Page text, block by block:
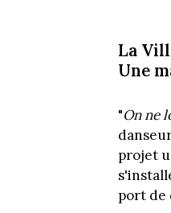
La
Une
"On ne
projet
port de